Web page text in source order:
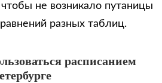
чтобы не возникало путаницы
разных таблиц.
расписанием